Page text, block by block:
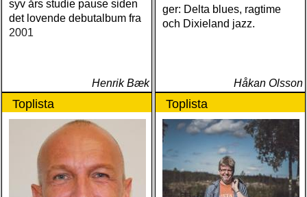
syv års studie pause siden
det lovende debutalbum fra
2001
Henrik Bæk
ger: Delta blues, ragtime
och Dixieland jazz.
Håkan Olsson
Toplista Toplista